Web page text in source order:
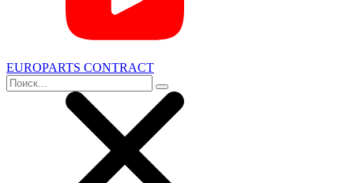
EUROPARTS CONTRACT